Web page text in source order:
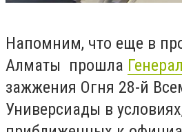
Напомним, что еще в
Алматы прошла
зажжения Огня 28-й
Универсиады в